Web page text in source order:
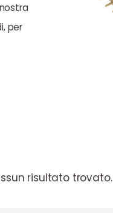
per
risultato trovato.